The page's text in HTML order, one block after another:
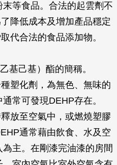
等食品。合法的起雲劑不
降低成本及增加產品穩定
代合法的食品添加物。
基己基）酯的簡稱。
塑化劑，為無色、無味的
常可發現DEHP存在。
放至空氣中，或燃燒塑膠
通常藉由飲食、水及空
主。在剛漆完油漆的房間